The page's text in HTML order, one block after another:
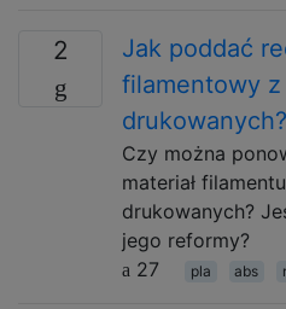
2
Jak poddać
filamentowy
drukowanych?
Czy można
materiał
drukowanych?
jego reformy?
27
pla abs